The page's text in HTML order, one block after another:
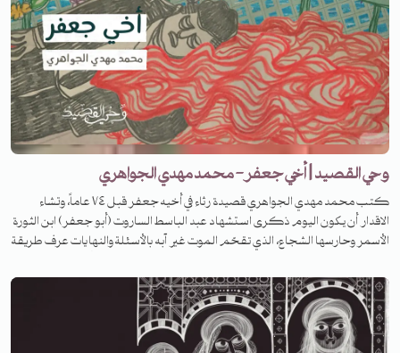
وحي القصيد | أخي جعفر- محمد مهدي الجواهري
كتب محمد مهدي الجواهري قصيدة رثاء في أخيه جعفر قبل ٧٤ عاماً، وتشاء
الاقدار أن يكون اليوم ذكرى استشهاد عبد الباسط الساروت (أبو جعفر) ابن الثورة
الأسمر وحارسها الشجاع، الذي تقحّم الموت غير آبه بالأسئلة والنهايات عرف طريقة